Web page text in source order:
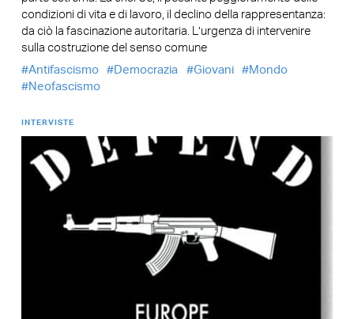
condizioni di vita e di lavoro, il declino della rappresentanza:
da ciò la fascinazione autoritaria. L’urgenza di intervenire
sulla costruzione del senso comune
Antifascismo
Democrazia Giovani
Mondo
Neofascismo
INTERVISTE